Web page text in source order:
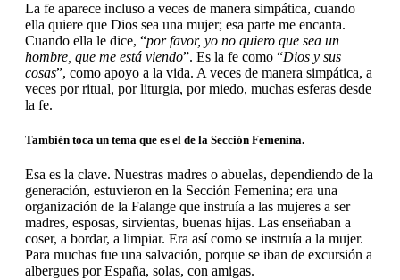
La fe aparece incluso a veces de manera simpática, cuando
ella quiere que Dios sea una mujer; esa parte me encanta.
Cuando ella le dice, “por favor, yo no quiero que sea un
hombre, que me está viendo”. Es la fe como “Dios y sus
cosas”, como apoyo a la vida. A veces de manera simpática, a
veces por ritual, por liturgia, por miedo, muchas esferas desde
la fe.
También toca un tema que es el de la Sección Femenina.
Esa es la clave. Nuestras madres o abuelas, dependiendo de la
generación, estuvieron en la Sección Femenina; era una
organización de la Falange que instruía a las mujeres a ser
madres, esposas, sirvientas, buenas hijas. Las enseñaban a
coser, a bordar, a limpiar. Era así como se instruía a la mujer.
Para muchas fue una salvación, porque se iban de excursión a
albergues por España, solas, con amigas.